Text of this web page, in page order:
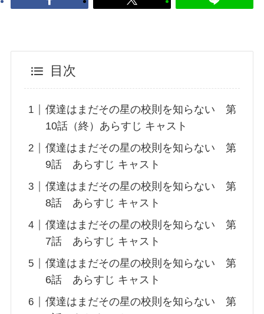
目次
僕達はまだその星の校則を知らない 第
10話（終）あらすじ キャスト
僕達はまだその星の校則を知らない 第
9話 あらすじ キャスト
僕達はまだその星の校則を知らない 第
8話 あらすじ キャスト
僕達はまだその星の校則を知らない 第
7話 あらすじ キャスト
僕達はまだその星の校則を知らない 第
6話 あらすじ キャスト
僕達はまだその星の校則を知らない 第